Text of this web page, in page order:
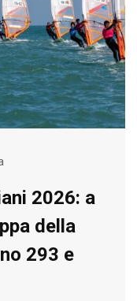
2026: a
della
293 e